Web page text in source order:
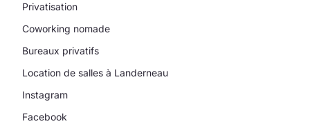
Privatisation
Coworking nomade
Bureaux privatifs
Location de salles à Landerneau
Instagram
Facebook